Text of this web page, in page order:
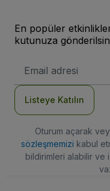
En popüler
kutunuza gönderilsin
posta
Listeye Katılın
Oturum açarak
sözleşmemizi kabul
bildirimleri alabilir ve